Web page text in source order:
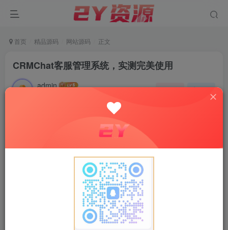
首页 精品源码 网站源码 正文
CRMChat客服管理系统，实测完美使用
admin 关注 私信
Swoole4+Tp6+Redis+Vue+Mysql开发的独立高性能客服系
统，客服系统用户端支持Pc端、移动端、小程序、文章中接
入客服，利用超链接、网页内嵌、二维码、定制对接等方式
让网上所有通道都可以快速通过本系统联系到商家，商家端